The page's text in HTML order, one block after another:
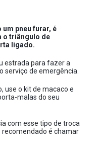
pneu furar, é
o triângulo de
ligado.
estrada para fazer a
serviço de emergência.
use o kit de macaco e
malas do seu
com esse tipo de troca
recomendado é chamar